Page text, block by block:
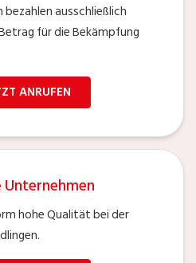
ausschließlich
für die Bekämpfung
ANRUFEN
hohe Qualität bei der